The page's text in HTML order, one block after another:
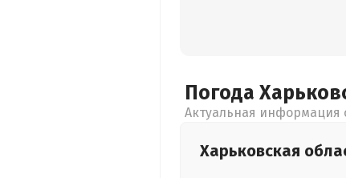
Погода
Актуальная информация
Харьковская